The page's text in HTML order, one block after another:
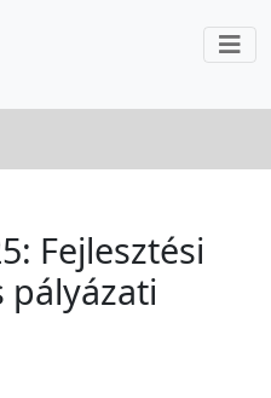
Fejlesztési
pályázati